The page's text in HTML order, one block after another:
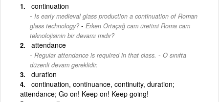
continuation
Is early medieval glass production a continuation of Roman
glass technology? - Erken Ortaçağ cam üretimi Roma cam
teknolojisinin bir devamı mıdır?
attendance
Regular attendance is required in that class. - O sınıfta
düzenli devam gereklidir.
duration
continuation, continuance, continuity, duration;
attendance; Go on! Keep on! Keep going!